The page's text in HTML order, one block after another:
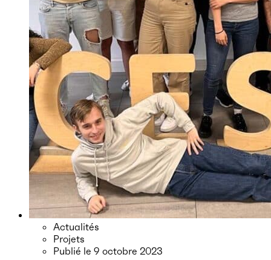
Actualités
Projets
Publié le 9 octobre 2023